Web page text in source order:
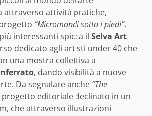
attraverso attività pratiche,
“Micromondi sotto i piedi”.
interessanti spicca il Selva Art
dedicato agli artisti under 40 che
una mostra collettiva a
, dando visibilità a nuove
Da segnalare anche “The
progetto editoriale declinato in un
che attraverso illustrazioni